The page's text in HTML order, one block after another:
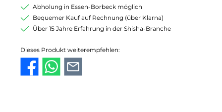
Abholung in Essen-Borbeck möglich
Bequemer Kauf auf Rechnung (über Klarna)
Über 15 Jahre Erfahrung in der Shisha-Branche
Dieses Produkt weiterempfehlen: